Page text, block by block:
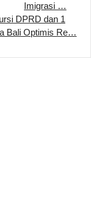
Imigrasi …
DPRD dan 1
Bali Optimis Re…